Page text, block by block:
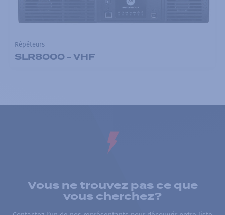
Répéteurs
SLR8000 - VHF
Vous ne trouvez pas ce que
vous cherchez?